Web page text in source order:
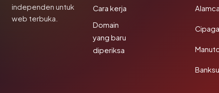
independen untuk
web terbuka.
Cara kerja
Domain
yang baru
diperiksa